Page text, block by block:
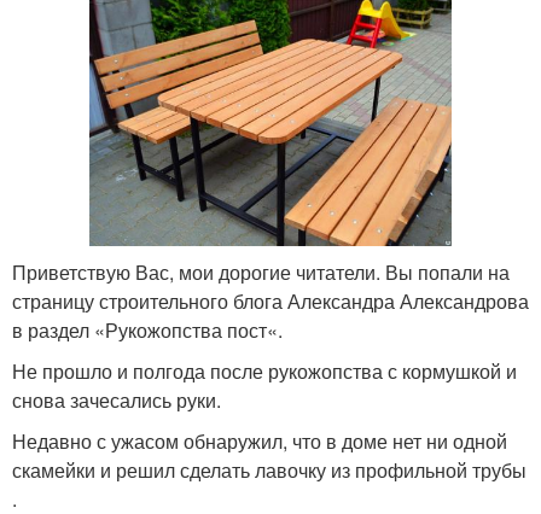
Приветствую Вас, мои дорогие читатели. Вы попали на
страницу строительного блога Александра Александрова
в раздел «Рукожопства пост«.
Не прошло и полгода после рукожопства с кормушкой и
снова зачесались руки.
Недавно с ужасом обнаружил, что в доме нет ни одной
скамейки и решил сделать лавочку из профильной трубы
.